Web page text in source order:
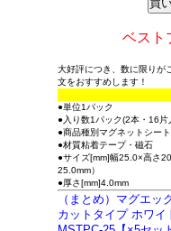
ベスト
大好評につき、数に限りが
文をおすすめします！
●単位1パック
●入り数1パック(2本・16片
●商品種別マグネットシート
●材質粘着テープ・磁石
●サイズ[mm]幅25.0×高さ
25.0mm）
●厚さ[mm]4.0mm
（まとめ）マグエッ
カットタイプ ホワイ